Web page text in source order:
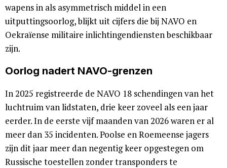
wapens in als asymmetrisch middel in een
uitputtingsoorlog, blijkt uit cijfers die bij NAVO en
Oekraïense militaire inlichtingendiensten beschikbaar
zijn.
Oorlog nadert NAVO-grenzen
In 2025 registreerde de NAVO 18 schendingen van het
luchtruim van lidstaten, drie keer zoveel als een jaar
eerder. In de eerste vijf maanden van 2026 waren er al
meer dan 35 incidenten. Poolse en Roemeense jagers
zijn dit jaar meer dan negentig keer opgestegen om
Russische toestellen zonder transponders te